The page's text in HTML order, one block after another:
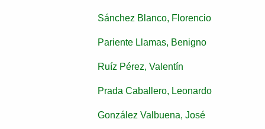
Sánchez Blanco, Florencio
Pariente Llamas, Benigno
Ruíz Pérez, Valentín
Prada Caballero, Leonardo
González Valbuena, José